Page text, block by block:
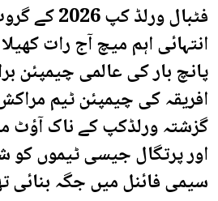
فٹبال ورلڈ
انتہائی اہم میچ آج رات
پانچ بار کی عالمی چیمپئن
افریقہ کی چیمپئن ٹیم
گزشتہ ورلڈکپ کے ناک آؤٹ
اور پرتگال جیسی ٹیموں
سیمی فائنل میں جگہ بنائی